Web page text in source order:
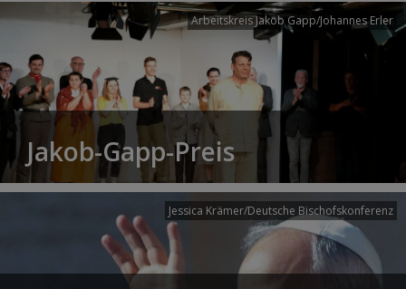
Arbeitskreis Jakob Gapp/Johannes Erler
Jakob-Gapp-Preis
Jessica Krämer/Deutsche Bischofskonferenz